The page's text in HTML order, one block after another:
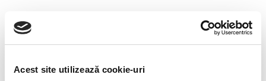
Acest site utilizează cookie-uri
In luarea deciziilor, azi este important sa inteleg
dincolo de reactiile de pana acum ale
angajatilor. Solicit analize, fac interpretari ale